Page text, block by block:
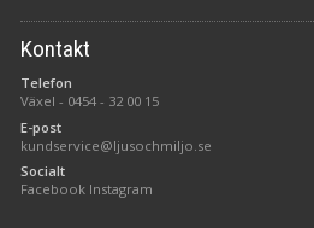
Kontakt
Telefon
Växel - 0454 - 32 00 15
E-post
kundservice@ljusochmiljo.se
Socialt
Facebook Instagram